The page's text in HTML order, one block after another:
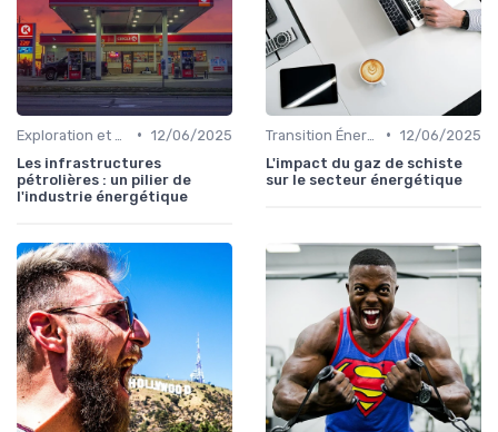
• 12/06/2025
Les infrastructures
pétrolières : un pilier de
l'industrie énergétique
• 12/06/2025
L'impact du gaz de schiste
sur le secteur énergétique